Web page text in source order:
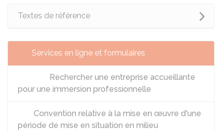
Textes de référence
Services en ligne et formulaires
Rechercher une entreprise accueillante
pour une immersion professionnelle
Convention relative à la mise en œuvre d'une
période de mise en situation en milieu